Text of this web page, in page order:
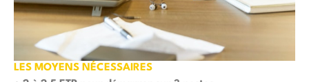
LES MOYENS NÉCESSAIRES